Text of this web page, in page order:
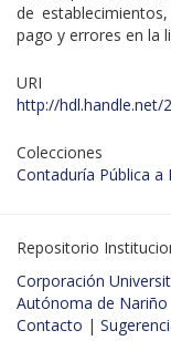
de
pago y errores en la
URI
http://hdl.handle.net/
Colecciones
Contaduría Pública a
Repositorio
Corporación
Autónoma de Nariño
Contacto |